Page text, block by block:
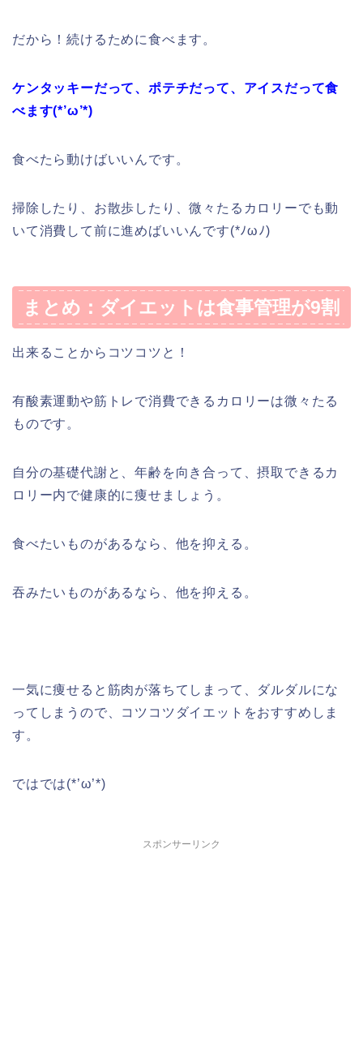
だから！続けるために食べます。
ケンタッキーだって、ポテチだって、アイスだって食
べます(*’ω’*)
食べたら動けばいいんです。
掃除したり、お散歩したり、微々たるカロリーでも動
いて消費して前に進めばいいんです(*ﾉωﾉ)
まとめ：ダイエットは食事管理が9割
出来ることからコツコツと！
有酸素運動や筋トレで消費できるカロリーは微々たる
ものです。
自分の基礎代謝と、年齢を向き合って、摂取できるカ
ロリー内で健康的に痩せましょう。
食べたいものがあるなら、他を抑える。
吞みたいものがあるなら、他を抑える。
一気に痩せると筋肉が落ちてしまって、ダルダルにな
ってしまうので、コツコツダイエットをおすすめしま
す。
ではでは(*’ω’*)
スポンサーリンク